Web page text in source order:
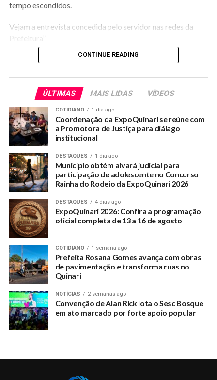
tempo escondidos.
Vejam a entrevista concedida pelo servidor nas redes da
Gabinete da Senadora Mailza promove ação voltada
para conscientização
DON'T MISS
Apoio ao produtor ganha destaque no Quinari
CONTINUE READING
ÚLTIMAS MAIS LIDAS VÍDEOS
COTIDIANO 1 dia ago
Coordenação da ExpoQuinari se reúne com
a Promotora de Justiça para diálago
institucional
DESTAQUES 1 dia ago
Município obtém alvará judicial para
participação de adolescente no Concurso
Rainha do Rodeio da ExpoQuinari 2026
DESTAQUES 4 dias ago
ExpoQuinari 2026: Confira a programação
oficial completa de 13 a 16 de agosto
COTIDIANO 1 semana ago
Prefeita Rosana Gomes avança com obras
de pavimentação e transforma ruas no
Quinari
NOTÍCIAS 2 semanas ago
Convenção de Alan Rick lota o Sesc Bosque
em ato marcado por forte apoio popular